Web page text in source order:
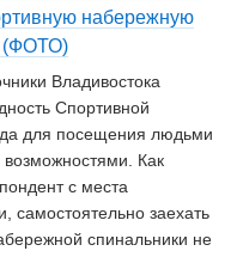
набережную
(ФОТО)
Владивостока
Спортивной
для посещения людьми
Как
с места
самостоятельно заехать
спинальники не